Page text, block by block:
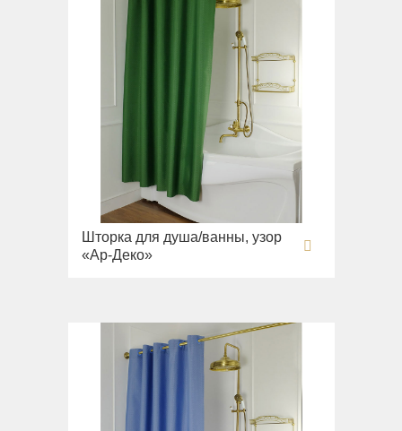
Шторка для душа/ванны, узор
«Ар-Деко»